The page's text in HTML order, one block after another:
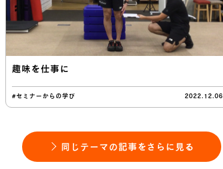
趣味を仕事に
#セミナーからの学び 2022.12.06
同じテーマの記事をさらに見る